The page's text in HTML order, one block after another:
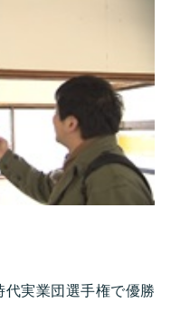
実業団選手権で優勝